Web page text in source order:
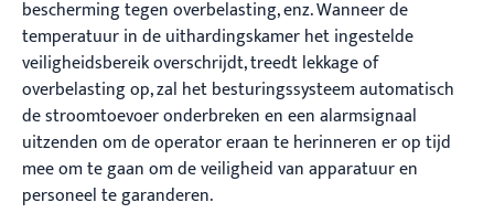
bescherming tegen overbelasting, enz. Wanneer de
temperatuur in de uithardingskamer het ingestelde
veiligheidsbereik overschrijdt, treedt lekkage of
overbelasting op, zal het besturingssysteem automatisch
de stroomtoevoer onderbreken en een alarmsignaal
uitzenden om de operator eraan te herinneren er op tijd
mee om te gaan om de veiligheid van apparatuur en
personeel te garanderen.